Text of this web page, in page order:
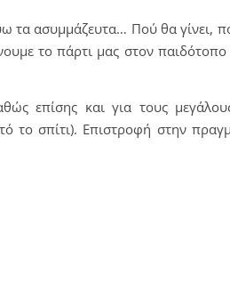
τα ασυμμάζευτα… Πού θα γίνει,
το πάρτι μας στον παιδότοπο
επίσης και για τους
σπίτι). Επιστροφή στην